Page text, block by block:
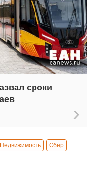
сроки
Недвижимость Сбер